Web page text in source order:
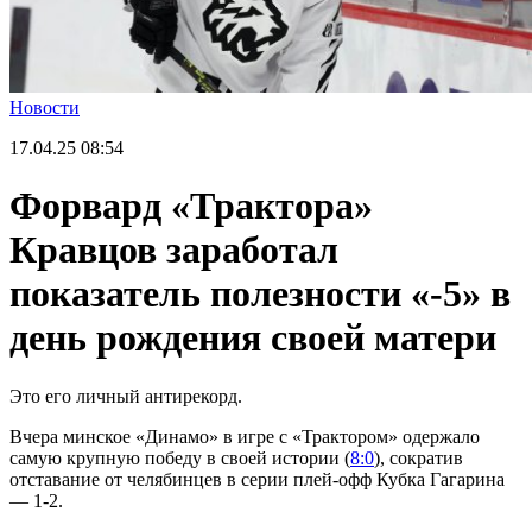
Новости
17.04.25 08:54
Форвард «Трактора»
Кравцов заработал
показатель полезности «-5» в
день рождения своей матери
Это его личный антирекорд.
Вчера минское «Динамо» в игре с «Трактором» одержало
самую крупную победу в своей истории (8:0), сократив
отставание от челябинцев в серии плей-офф Кубка Гагарина
— 1-2.